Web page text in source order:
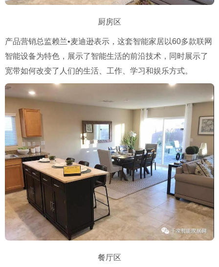
厨房区
产品营销总监赖兰•麦迪逊表示，这套智能家居以60多款联网
智能设备为特色，展示了智能生活的前沿技术，同时展示了
宽带如何改变了人们的生活、工作、学习和娱乐方式。
餐厅区